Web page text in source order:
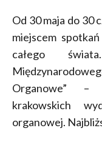
Od 30 maja do 30
miejscem
całego
Organowe” –
krakowskich
organowej.